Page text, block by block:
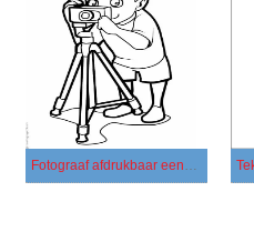
Fotograaf afdrukbaar eenvoudig